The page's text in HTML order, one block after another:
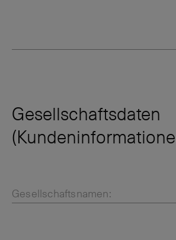
Gesellschaftsdaten
Gesellschaftsnamen: